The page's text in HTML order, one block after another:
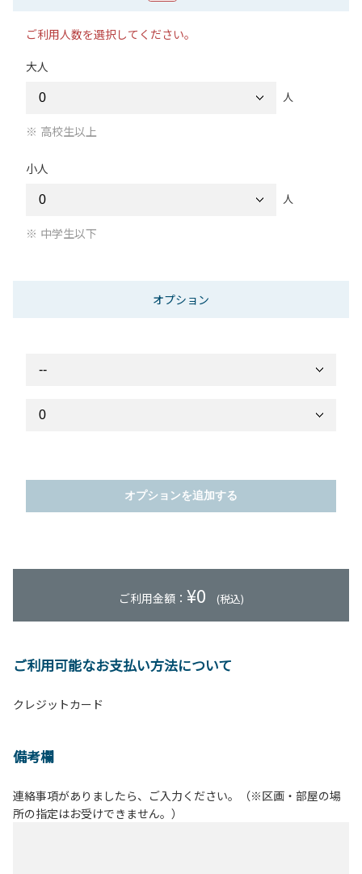
ご利用人数を選択してください。
大人
人
高校生以上
小人
人
中学生以下
オプション
オプションを追加する
ご利用金額： ¥0 (税込)
ご利用可能なお支払い方法について
クレジットカード
備考欄
連絡事項がありましたら、ご入力ください。（※区画・部屋の場
所の指定はお受けできません。）